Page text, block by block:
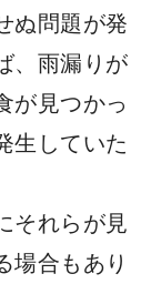
ぬ問題が発
、雨漏りが
が見つかっ
生していた
それらが見
場合もあり